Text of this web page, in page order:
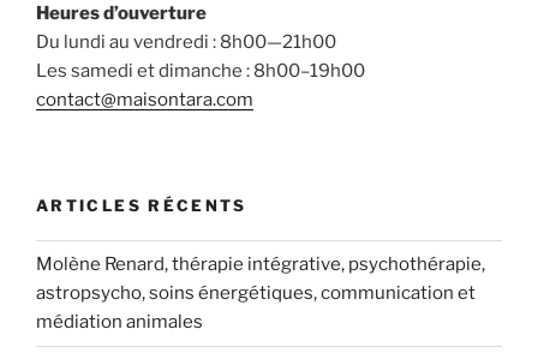
Heures d’ouverture
Du lundi au vendredi : 8h00—21h00
Les samedi et dimanche : 8h00–19h00
contact@maisontara.com
ARTICLES RÉCENTS
Molène Renard, thérapie intégrative, psychothérapie,
astropsycho, soins énergétiques, communication et
médiation animales